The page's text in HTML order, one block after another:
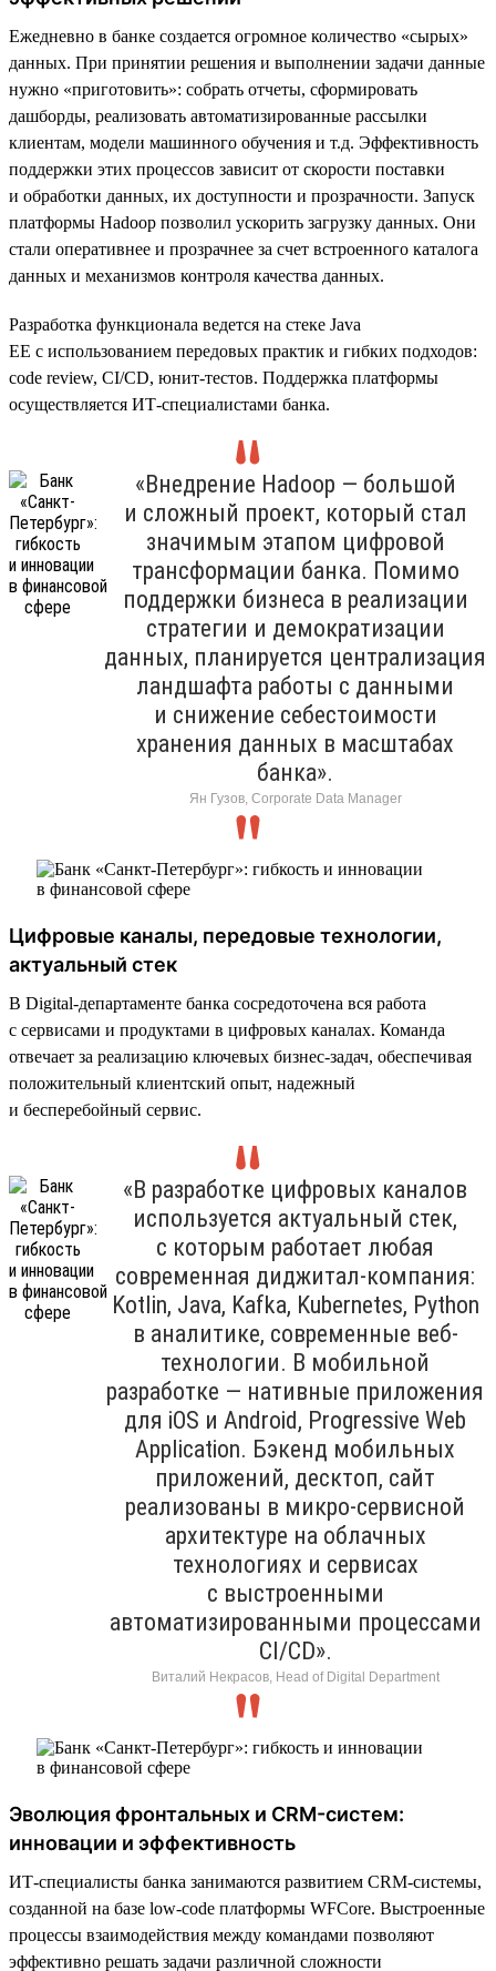
Ежедневно в банке создается огромное количество «сырых»
данных. При принятии решения и выполнении задачи данные
нужно «приготовить»: собрать отчеты, сформировать
дашборды, реализовать автоматизированные рассылки
клиентам, модели машинного обучения и т.д. Эффективность
поддержки этих процессов зависит от скорости поставки
и обработки данных, их доступности и прозрачности. Запуск
платформы Hadoop позволил ускорить загрузку данных. Они
стали оперативнее и прозрачнее за счет встроенного каталога
данных и механизмов контроля качества данных.
Разработка функционала ведется на стеке Java
EE с использованием передовых практик и гибких подходов:
code review, CI/CD, юнит-тестов. Поддержка платформы
осуществляется ИТ-специалистами банка.
«Внедрение Hadoop — большой
и сложный проект, который стал
значимым этапом цифровой
трансформации банка. Помимо
поддержки бизнеса в реализации
стратегии и демократизации
данных, планируется централизация
ландшафта работы с данными
и снижение себестоимости
хранения данных в масштабах
банка».
Ян Гузов, Corporate Data Manager
Цифровые каналы, передовые технологии,
актуальный стек
В Digital-департаменте банка сосредоточена вся работа
с сервисами и продуктами в цифровых каналах. Команда
отвечает за реализацию ключевых бизнес-задач, обеспечивая
положительный клиентский опыт, надежный
и бесперебойный сервис.
«В разработке цифровых каналов
используется актуальный стек,
с которым работает любая
современная диджитал-компания:
Kotlin, Java, Kafka, Kubernetes, Python
в аналитике, современные веб-
технологии. В мобильной
разработке — нативные приложения
для iOS и Android, Progressive Web
Application. Бэкенд мобильных
приложений, десктоп, сайт
реализованы в микро-сервисной
архитектуре на облачных
технологиях и сервисах
с выстроенными
автоматизированными процессами
CI/CD».
Виталий Некрасов, Head of Digital Department
Эволюция фронтальных и CRM-систем:
инновации и эффективность
ИТ-специалисты банка занимаются развитием CRM-системы,
созданной на базе low-code платформы WFСore. Выстроенные
процессы взаимодействия между командами позволяют
эффективно решать задачи различной сложности